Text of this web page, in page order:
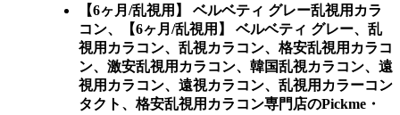
【6ヶ月/乱視用】 ベルベティ グレー乱視用カラ
コン、
【6ヶ月/乱視用】 ベルベティ グレー、乱
視用カラコン、乱視カラコン、格安乱視用カラコ
ン、激安乱視用カラコン、韓国乱視カラコン、遠
視用カラコン、遠視カラコン、乱視用カラーコン
タクト、格安乱視用カラコン専門店のPickme・